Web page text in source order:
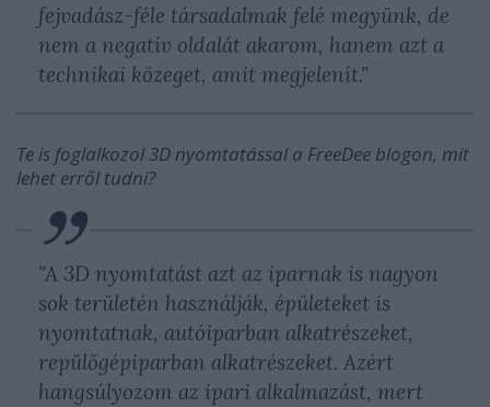
fejvadász-féle társadalmak felé megyünk, de
nem a negatív oldalát akarom, hanem azt a
technikai közeget, amit megjelenít."
Te is foglalkozol 3D nyomtatással a FreeDee blogon, mit
lehet erről tudni?
"A 3D nyomtatást azt az iparnak is nagyon
sok területén használják, épületeket is
nyomtatnak, autóiparban alkatrészeket,
repülőgépiparban alkatrészeket. Azért
hangsúlyozom az ipari alkalmazást, mert